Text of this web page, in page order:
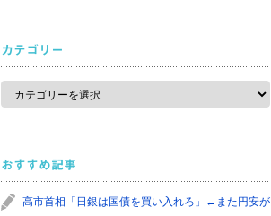
カテゴリー
カ
ゴ
おすすめ記事
高市首相「日銀は国債を買い入れろ」←また円安が